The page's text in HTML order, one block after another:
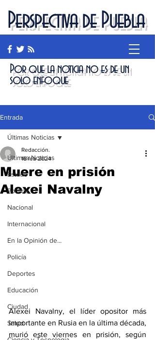
Perspectiva de Puebla
Por que la noticia no es de un
solo enfoque
Entrada
Últimas Noticias
Estado
Política
Nacional
Internacional
En la Opinión de...
Policía
Deportes
Educación
Ciudad
Salud
Últimas Noticias
Muere en prisión
Alexei Navalny
Redacción.
16 feb 2024
Alexei Navalny, el líder opositor más
importante en Rusia en la última década,
murió este viernes en prisión, según